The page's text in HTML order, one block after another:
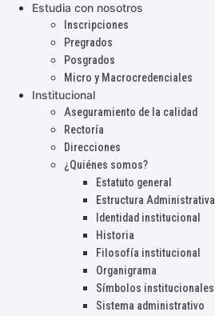
Estudia con nosotros
Inscripciones
Pregrados
Posgrados
Micro y Macrocredenciales
Institucional
Aseguramiento de la calidad
Rectoría
Direcciones
¿Quiénes somos?
Estatuto general
Estructura Administrativa
Identidad institucional
Historia
Filosofía institucional
Organigrama
Símbolos institucionales
Sistema administrativo